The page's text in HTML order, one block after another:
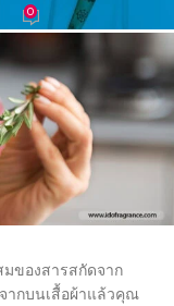
0
มของสารสกัดจาก
ากบนเสื้อผ้าแล้วคุณ